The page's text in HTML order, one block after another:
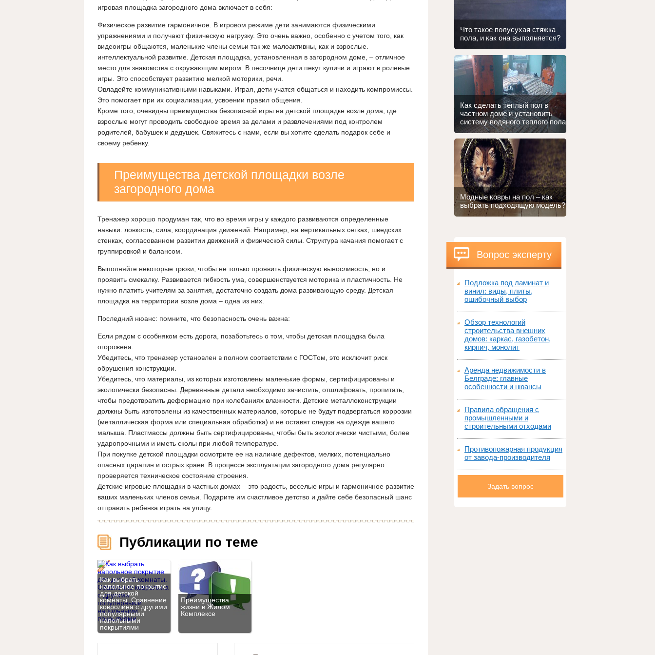
игровая площадка загородного дома включает в себя:
Физическое развитие гармоничное. В игровом режиме дети занимаются физическими
упражнениями и получают физическую нагрузку. Это очень важно, особенно с учетом того, как
видеоигры общаются, маленькие члены семьи так же малоактивны, как и взрослые.
интеллектуальной развитие. Детская площадка, установленная в загородном доме, – отличное
место для знакомства с окружающим миром. В песочнице дети пекут куличи и играют в ролевые
игры. Это способствует развитию мелкой моторики, речи.
Овладейте коммуникативными навыками. Играя, дети учатся общаться и находить компромиссы.
Это помогает при их социализации, усвоении правил общения.
Кроме того, очевидны преимущества безопасной игры на детской площадке возле дома, где
взрослые могут проводить свободное время за делами и развлечениями под контролем
родителей, бабушек и дедушек. Свяжитесь с нами, если вы хотите сделать подарок себе и
своему ребенку.
Преимущества детской площадки возле
загородного дома
Тренажер хорошо продуман так, что во время игры у каждого развиваются определенные
навыки: ловкость, сила, координация движений. Например, на вертикальных сетках, шведских
стенках, согласованном развитии движений и физической силы. Структура качания помогает с
группировкой и балансом.
Выполняйте некоторые трюки, чтобы не только проявить физическую выносливость, но и
проявить смекалку. Развивается гибкость ума, совершенствуется моторика и пластичность. Не
нужно платить учителям за занятия, достаточно создать дома развивающую среду. Детская
площадка на территории возле дома – одна из них.
Последний нюанс: помните, что безопасность очень важна:
Если рядом с особняком есть дорога, позаботьтесь о том, чтобы детская площадка была
огорожена.
Убедитесь, что тренажер установлен в полном соответствии с ГОСТом, это исключит риск
обрушения конструкции.
Убедитесь, что материалы, из которых изготовлены маленькие формы, сертифицированы и
экологически безопасны. Деревянные детали необходимо зачистить, отшлифовать, пропитать,
чтобы предотвратить деформацию при колебаниях влажности. Детские металлоконструкции
должны быть изготовлены из качественных материалов, которые не будут подвергаться коррозии
(металлическая форма или специальная обработка) и не оставят следов на одежде вашего
малыша. Пластмассы должны быть сертифицированы, чтобы быть экологически чистыми, более
ударопрочными и иметь сколы при любой температуре.
При покупке детской площадки осмотрите ее на наличие дефектов, мелких, потенциально
опасных царапин и острых краев. В процессе эксплуатации загородного дома регулярно
проверяется техническое состояние строения.
Детские игровые площадки в частных домах – это радость, веселые игры и гармоничное развитие
ваших маленьких членов семьи. Подарите им счастливое детство и дайте себе безопасный шанс
отправить ребенка играть на улицу.
Публикации по теме
Как выбрать
напольное покрытие
для детской
комнаты. Сравнение
ковролина с другими
популярными
напольными
покрытиями
Преимущества
жизни в Жилом
Комплексе
Что такое полусухая стяжка
пола, и как она выполняется?
Как сделать теплый пол в
частном доме и установить
систему водяного теплого пола
Модные ковры на пол – как
выбрать подходящую модель?
Вопрос эксперту
Подложка под ламинат и
винил: виды, плиты,
ошибочный выбор
Обзор технологий
строительства внешних
домов: каркас, газобетон,
кирпич, монолит
Аренда недвижимости в
Белграде: главные
особенности и нюансы
Правила обращения с
промышленными и
строительными отходами
Противопожарная продукция
от завода-производителя
Задать вопрос